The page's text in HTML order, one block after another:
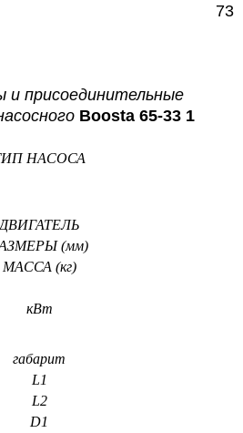
73
и присоединительные
Boosta 65-33 1
НАСОСА
ДВИГАТЕЛЬ
(мм)
МАССА (кг)
кВт
габарит
L1
L2
D1